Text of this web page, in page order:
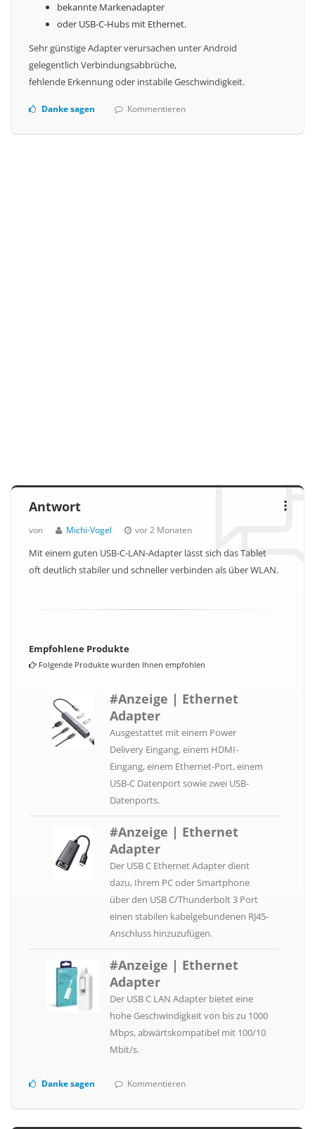
bekannte Markenadapter
oder USB-C-Hubs mit Ethernet.
Sehr günstige Adapter verursachen unter Android
gelegentlich Verbindungsabbrüche,
fehlende Erkennung oder instabile Geschwindigkeit.
Danke sagen Kommentieren
Antwort
von Michi-Vogel vor 2 Monaten
Mit einem guten USB-C-LAN-Adapter lässt sich das Tablet
oft deutlich stabiler und schneller verbinden als über WLAN.
Empfohlene Produkte
Folgende Produkte wurden Ihnen empfohlen
#Anzeige | Ethernet
Adapter
Ausgestattet mit einem Power
Delivery Eingang, einem HDMI-
Eingang, einem Ethernet-Port, einem
USB-C Datenport sowie zwei USB-
Datenports.
#Anzeige | Ethernet
Adapter
Der USB C Ethernet Adapter dient
dazu, Ihrem PC oder Smartphone
über den USB C/Thunderbolt 3 Port
einen stabilen kabelgebundenen RJ45-
Anschluss hinzuzufügen.
#Anzeige | Ethernet
Adapter
Der USB C LAN Adapter bietet eine
hohe Geschwindigkeit von bis zu 1000
Mbps, abwärtskompatibel mit 100/10
Mbit/s.
Danke sagen Kommentieren